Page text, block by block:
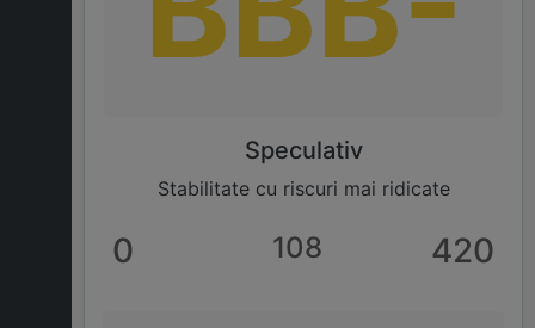
Speculativ
Stabilitate cu riscuri mai ridicate
0 108 420